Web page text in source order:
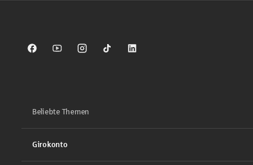
Sparkasse auf Facebook
Sparkasse auf Youtube
Sparkasse auf Instagram
Sparkasse auf TikTok
Sparkasse auf LinkedIn
Beliebte Themen
Girokonto